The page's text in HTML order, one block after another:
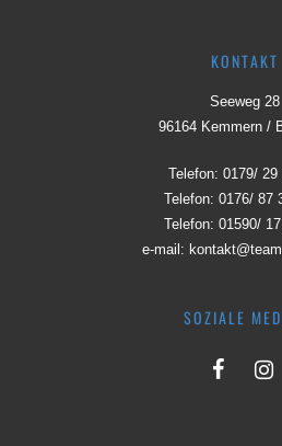
KONTAKT
Seeweg 28
96164 Kemmern /
Telefon: 0179/ 29
Telefon: 0176/ 87
Telefon: 01590/
e-mail:
SOZIALE